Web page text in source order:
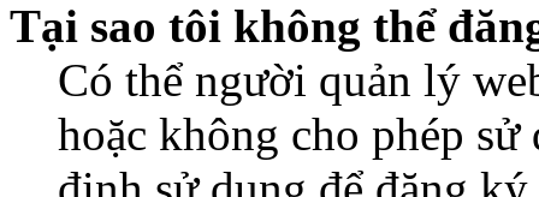
Tại sao tôi không thể
Có thể người quản lý
hoặc không cho phép